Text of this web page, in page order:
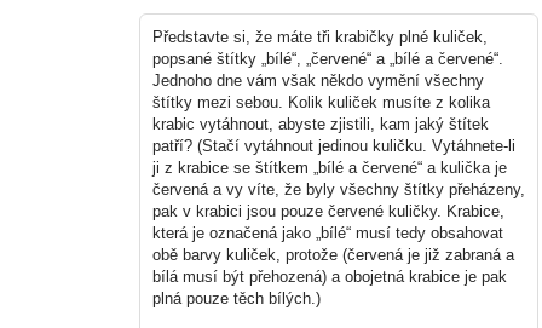
Představte si, že máte tři krabičky plné kuliček,
popsané štítky „bílé“, „červené“ a „bílé a červené“.
Jednoho dne vám však někdo vymění všechny
štítky mezi sebou. Kolik kuliček musíte z kolika
krabic vytáhnout, abyste zjistili, kam jaký štítek
patří? (Stačí vytáhnout jedinou kuličku. Vytáhnete-li
ji z krabice se štítkem „bílé a červené“ a kulička je
červená a vy víte, že byly všechny štítky přeházeny,
pak v krabici jsou pouze červené kuličky. Krabice,
která je označená jako „bílé“ musí tedy obsahovat
obě barvy kuliček, protože (červená je již zabraná a
bílá musí být přehozená) a obojetná krabice je pak
plná pouze těch bílých.)